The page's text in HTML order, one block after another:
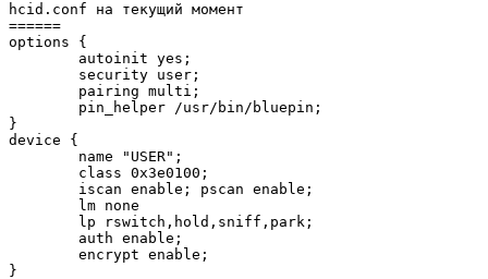
hcid.conf на текущий момент
======
options {
        autoinit yes;
        security user;
        pairing multi;
        pin_helper /usr/bin/bluepin;
}
device {
        name "USER";
        class 0x3e0100;
        iscan enable; pscan enable;
        lm none
        lp rswitch,hold,sniff,park;
        auth enable;
        encrypt enable;
}